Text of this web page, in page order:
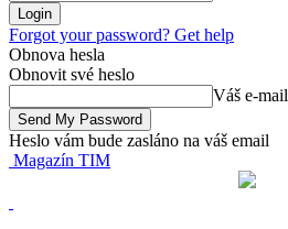
Forgot your password? Get help
Obnova hesla
Obnovit své heslo
Váš e-mail
Heslo vám bude zasláno na váš email
Magazín TIM